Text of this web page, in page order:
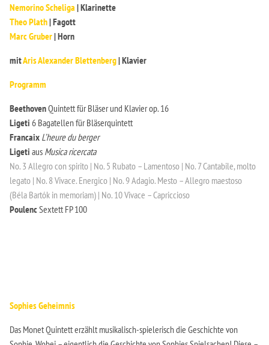
Nemorino Scheliga | Klarinette
Theo Plath| Fagott
Marc Gruber| Horn
mitAris Alexander Blettenberg| Klavier
Programm
BeethovenQuintett für Bläser und Klavier op. 16
Ligeti 6 Bagatellen für Bläserquintett
Francaix L’heure du berger
Ligeti aus Musica ricercata
No. 3 Allegro con spirito | No. 5 Rubato – Lamentoso | No. 7 Cantabile, molto
legato | No. 8 Vivace. Energico | No. 9 Adagio. Mesto – Allegro maestoso
(Béla Bartók in memoriam) | No. 10 Vivace – Capriccioso
PoulencSextett FP 100
Sophies Geheimnis
Das Monet Quintett erzählt musikalisch-spielerisch die Geschichte von